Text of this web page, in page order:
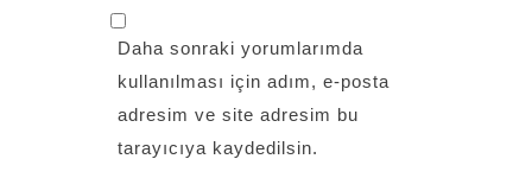
Daha sonraki yorumlarımda
kullanılması için adım, e-posta
adresim ve site adresim bu
tarayıcıya kaydedilsin.